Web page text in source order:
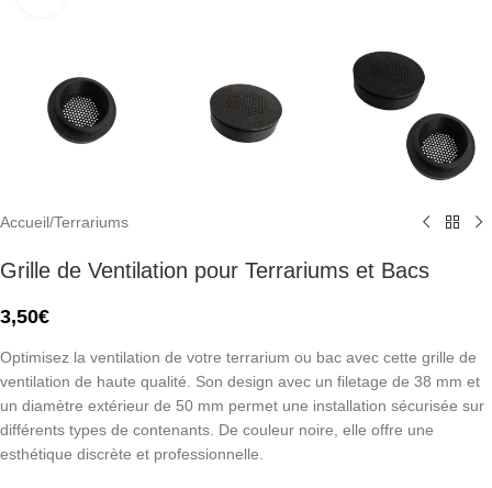
Accueil/Terrariums
Grille de Ventilation pour Terrariums et Bacs
3,50€
Optimisez la ventilation de votre terrarium ou bac avec cette grille de
ventilation de haute qualité. Son design avec un filetage de 38 mm et
un diamètre extérieur de 50 mm permet une installation sécurisée sur
différents types de contenants. De couleur noire, elle offre une
esthétique discrète et professionnelle.